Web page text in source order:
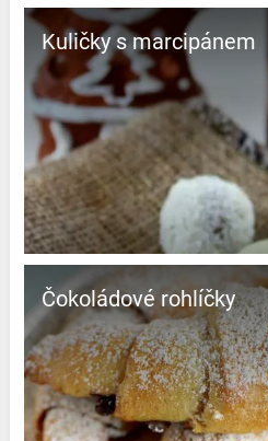
Kuličky s marcipánem
Čokoládové rohlíčky